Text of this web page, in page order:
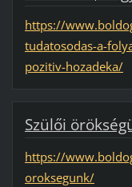
https://
tudatosodas-a-
pozitiv-hozadeka/
Szülői
https://
oroksegunk/